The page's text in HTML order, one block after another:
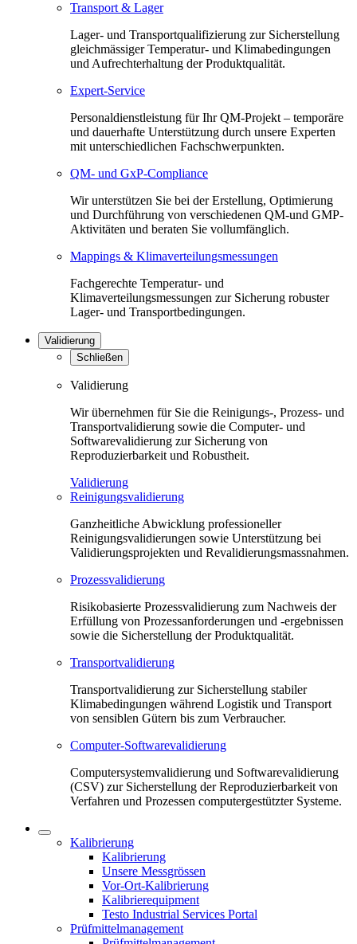
Transport & Lager
Lager- und Transportqualifizierung zur Sicherstellung
gleichmässiger Temperatur- und Klimabedingungen
und Aufrechterhaltung der Produktqualität.
Expert-Service
Personaldienstleistung für Ihr QM-Projekt – temporäre
und dauerhafte Unterstützung durch unsere Experten
mit unterschiedlichen Fachschwerpunkten.
QM- und GxP-Compliance
Wir unterstützen Sie bei der Erstellung, Optimierung
und Durchführung von verschiedenen QM-und GMP-
Aktivitäten und beraten Sie vollumfänglich.
Mappings & Klimaverteilungsmessungen
Fachgerechte Temperatur- und
Klimaverteilungsmessungen zur Sicherung robuster
Lager- und Transportbedingungen.
Validierung
Schließen
Validierung
Wir übernehmen für Sie die Reinigungs-, Prozess- und
Transportvalidierung sowie die Computer- und
Softwarevalidierung zur Sicherung von
Reproduzierbarkeit und Robustheit.
Validierung
Reinigungsvalidierung
Ganzheitliche Abwicklung professioneller
Reinigungsvalidierungen sowie Unterstützung bei
Validierungsprojekten und Revalidierungsmassnahmen.
Prozessvalidierung
Risikobasierte Prozessvalidierung zum Nachweis der
Erfüllung von Prozessanforderungen und -ergebnissen
sowie die Sicherstellung der Produktqualität.
Transportvalidierung
Transportvalidierung zur Sicherstellung stabiler
Klimabedingungen während Logistik und Transport
von sensiblen Gütern bis zum Verbraucher.
Computer-Softwarevalidierung
Computersystemvalidierung und Softwarevalidierung
(CSV) zur Sicherstellung der Reproduzierbarkeit von
Verfahren und Prozessen computergestützter Systeme.
Kalibrierung
Kalibrierung
Unsere Messgrössen
Vor-Ort-Kalibrierung
Kalibrierequipment
Testo Industrial Services Portal
Prüfmittelmanagement